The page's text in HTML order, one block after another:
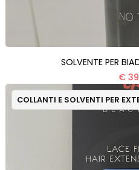
SOLVENTE PER
€
COLLANTI E SOLVENTI PER